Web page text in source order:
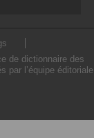
de dictionnaire des
par l’équipe éditoriale